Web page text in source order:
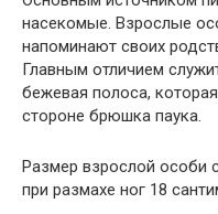
насекомые. Взрослые
напоминают своих
Главным отличием
бежевая полоса,
стороне брюшка паука.
Размер взрослой особи
при размахе ног 18